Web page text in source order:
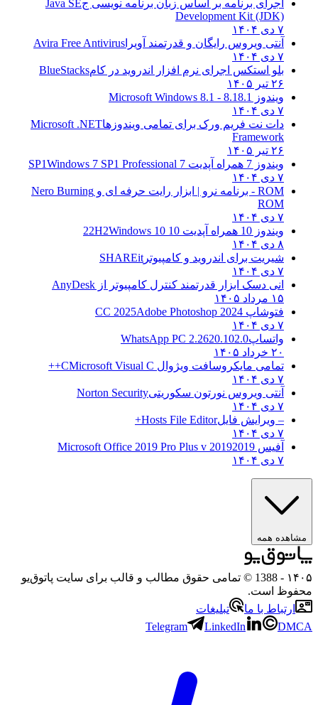
اجرای برنامه بر اساس زبان برنامه نویسی جJava SE
Development Kit (JDK)
۷ دی ۱۴۰۴
آنتی ویروس رایگان و قدرتمند آویرا Avira Free Antivirus
۷ دی ۱۴۰۴
بلو استکس اجرای نرم افزار اندروید در کامBlueStacks
۲۶ تیر ۱۴۰۵
ویندوز 8.1
8.1 - Microsoft Windows 8.1
۷ دی ۱۴۰۴
دات نت فریم ورک برای تمامی ویندوزهاMicrosoft .NET
Framework
۲۶ تیر ۱۴۰۵
ویندوز 7 همراه آپدیت 7 SP1
Windows 7 SP1 Professional
۷ دی ۱۴۰۴
ROM - برنامه نرو | ابزار رایت حرفه ای و
Nero Burning
ROM
۷ دی ۱۴۰۴
ویندوز 10 همراه آپدیت 10 22H2
Windows 10
۸ دی ۱۴۰۴
شیریت برای اندروید و کامپیوتر SHAREit
۷ دی ۱۴۰۴
انی دسک ابزار قدرتمند کنترل کامپیوتر از AnyDesk
۱۵ مرداد ۱۴۰۵
فتوشاپ CC 2025 Adobe Photoshop 2024
۷ دی ۱۴۰۴
واتساپWhatsApp PC 2.2620.102.0
۲۰ خرداد ۱۴۰۵
تمامی مایکروسافت ویژوال C Microsoft Visual C++
۷ دی ۱۴۰۴
آنتی ویروس نورتون سکوریتیNorton Security
۷ دی ۱۴۰۴
– ویرایش فایلHosts File Editor+
۷ دی ۱۴۰۴
آفیس 2019 2019 Microsoft Office 2019 Pro Plus v
۷ دی ۱۴۰۴
مشاهده همه
۱۴۰۵
- 1388 © تمامی حقوق مطالب و قالب برای سایت پاتوق‌یو
محفوظ است.
ارتباط با ما
تبلیغات
Telegram
LinkedIn DMCA